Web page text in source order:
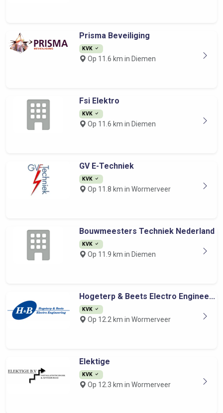
Prisma Beveiliging
KVK
Op 11.6 km in Diemen
Fsi Elektro
KVK
Op 11.6 km in Diemen
GV E-Techniek
KVK
Op 11.8 km in Wormerveer
Bouwmeesters Techniek Nederland
KVK
Op 11.9 km in Diemen
Hogeterp & Beets Electro Enginee...
KVK
Op 12.2 km in Wormerveer
Elektige
KVK
Op 12.3 km in Wormerveer